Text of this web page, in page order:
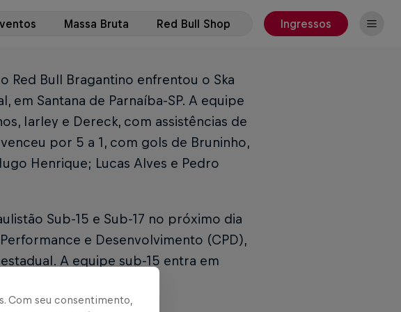
Massa Bruta Red Bull Shop Ingressos
Red Bull Bragantino enfrentou o Ska
em Santana de Parnaíba-SP. A equipe
Iarley e Dereck, com assistências de
por 5 a 1, com gols de Bruninho,
Henrique; Lucas Alves e Pedro
Sub-15 e Sub-17 no próximo dia
e Desenvolvimento (CPD),
A equipe sub-15 entra em
Com seu consentimento,